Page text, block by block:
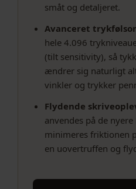
småt og detaljeret.
Avanceret
hele 4.096
(tilt sensitivity), så
ændrer sig naturligt
vinkler og trykker
Flydende
anvendes på de nyere
minimeres friktionen
en uovertruffen og